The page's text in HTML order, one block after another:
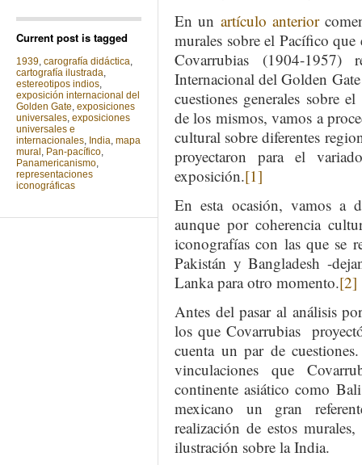
Current post is tagged
1939, carografía didáctica,
cartografía ilustrada,
estereotipos indios,
exposición internacional del
Golden Gate, exposiciones
universales, exposiciones
universales e
internacionales, India, mapa
mural , Pan-pacífico,
Panamericanismo,
representaciones
iconográficas
En un artículo anterior
murales sobre el Pacífico
Covarrubias (1904-
Internacional del Golden
cuestiones generales sobre
de los mismos, vamos a
cultural sobre diferentes
proyectaron para el
exposición.[1]
En esta ocasión, vamos a
aunque por coherencia
iconografías con las que se
Pakistán y Bangladesh -
Lanka para otro momento.[2]
Antes del pasar al análisis
los que Covarrubias
cuenta un par de
vinculaciones que
continente asiático como
mexicano un gran
realización de estos
ilustración sobre la India.